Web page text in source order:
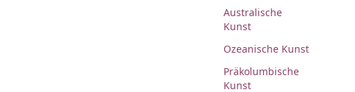
Australische
Kunst
Ozeanische Kunst
Präkolumbische
Kunst